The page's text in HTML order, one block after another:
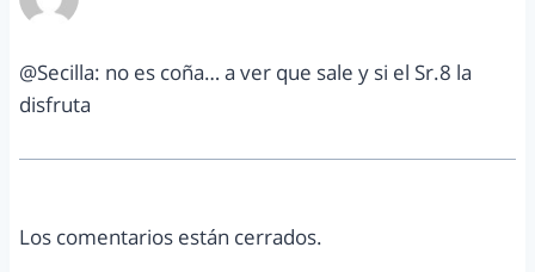
@Secilla: no es coña… a ver que sale y si el Sr.8 la
disfruta
Los comentarios están cerrados.